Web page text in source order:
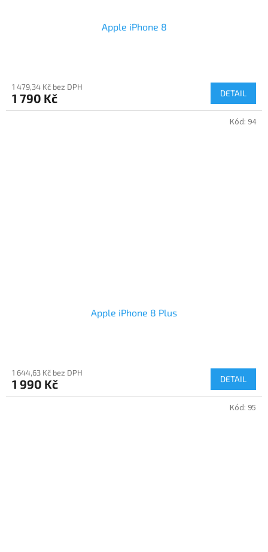
Apple iPhone 8
1 479,34 Kč bez DPH
1 790 Kč DETAIL
Apple iPhone 8 Plus
1 644,63 Kč bez DPH
1 990 Kč DETAIL
Kód: 94
Kód: 95